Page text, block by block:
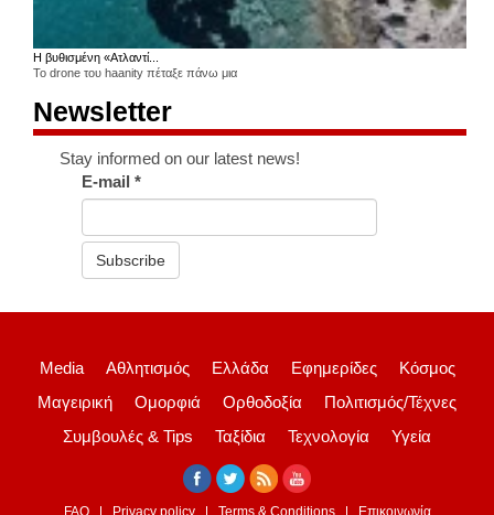
Η βυθισμένη «Ατλαντί...
Το drone του haanity πέταξε πάνω μια
Newsletter
Stay informed on our latest news!
E-mail*
Subscribe
Media Αθλητισμός Ελλάδα Εφημερίδες
Κόσμος
Μαγειρική
Ομορφιά Ορθοδοξία
Πολιτισμός/Τέχνες
Συμβουλές & Tips
Ταξίδια Τεχνολογία Υγεία